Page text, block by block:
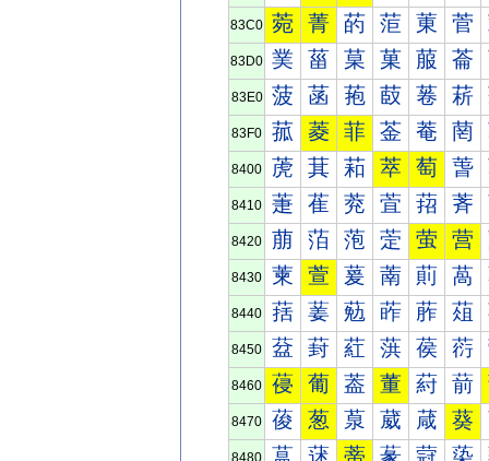
83C0 菀 菁 菂 菃 菄 菅
83D0 菐 菑 菒 菓 菔 菕
83E0 菠 菡 菢 菣 菤 菥
83F0 菰 菱 菲 菳 菴 菵
8400 萀 萁 萂 萃 萄 萅
8410 萐 萑 萒 萓 萔 萕
8420 萠 萡 萢 萣 萤 营
8430 萰 萱 萲 萳 萴 萵
8440 葀 葁 葂 葃 葄 葅
8450 葐 葑 葒 葓 葔 葕
8460 葠 葡 葢 董 葤 葥
8470 葰 葱 葲 葳 葴 葵
8480 蒀 蒁 蒂 蒃 蒄 蒅